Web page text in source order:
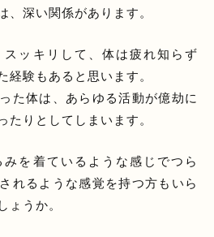
、深い関係があります。
ッキリして、体は疲れ知らず
経験もあると思います。
た体は、あらゆる活動が億劫に
たりとしてしまいます。
みを着ているような感じでつら
れるような感覚を持つ方もいら
ょうか。